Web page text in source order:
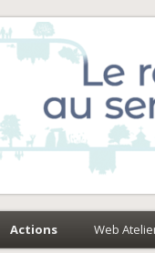
Actions Web